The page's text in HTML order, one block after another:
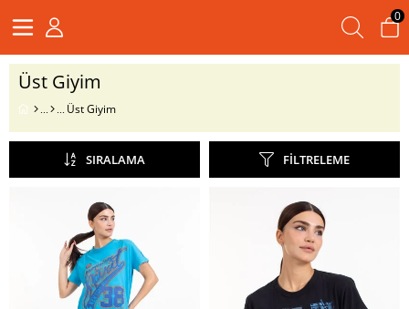
0
Üst Giyim
Üst Giyim
FILTRELEME
SIRALAMA